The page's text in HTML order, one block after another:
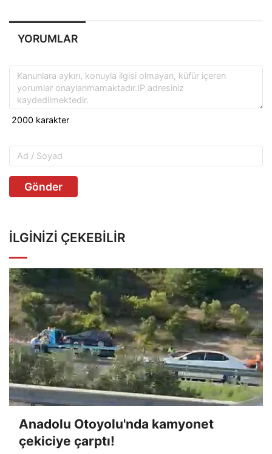
YORUMLAR
Gönder
İLGINIZI ÇEKEBILIR
Anadolu Otoyolu'nda kamyonet
çekiciye çarptı!